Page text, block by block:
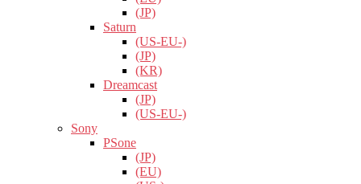
(JP)
Saturn
(US-EU-)
(JP)
(KR)
Dreamcast
(JP)
(US-EU-)
Sony
PSone
(JP)
(EU)